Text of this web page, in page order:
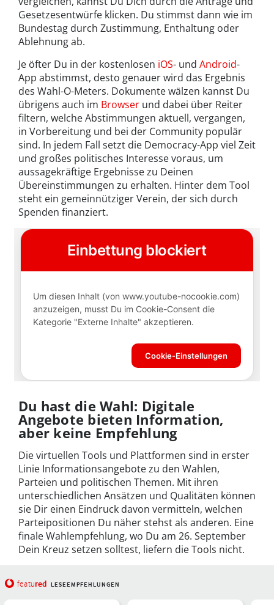
Gesetzesentwürfe klicken. Du stimmst dann wie im
Bundestag durch Zustimmung, Enthaltung oder
Ablehnung ab.
Je öfter Du in der kostenlosen iOS- und Android-
App abstimmst, desto genauer wird das Ergebnis
des Wahl-O-Meters. Dokumente wälzen kannst Du
übrigens auch im Browser und dabei über Reiter
filtern, welche Abstimmungen aktuell, vergangen,
in Vorbereitung und bei der Community populär
sind. In jedem Fall setzt die Democracy-App viel Zeit
und großes politisches Interesse voraus, um
aussagekräftige Ergebnisse zu Deinen
Übereinstimmungen zu erhalten. Hinter dem Tool
steht ein gemeinnütziger Verein, der sich durch
Spenden finanziert.
Du hast die Wahl: Digitale
Angebote bieten Information,
aber keine Empfehlung
Die virtuellen Tools und Plattformen sind in erster
Linie Informationsangebote zu den Wahlen,
Parteien und politischen Themen. Mit ihren
unterschiedlichen Ansätzen und Qualitäten können
sie Dir einen Eindruck davon vermitteln, welchen
Parteipositionen Du näher stehst als anderen. Eine
finale Wahlempfehlung, wo Du am 26. September
Dein Kreuz setzen solltest, liefern die Tools nicht.
featured LESEEMPFEHLUNGEN